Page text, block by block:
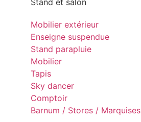
Stand et salon
Mobilier extérieur
Enseigne suspendue
Stand parapluie
Mobilier
Tapis
Sky dancer
Comptoir
Barnum / Stores / Marquises